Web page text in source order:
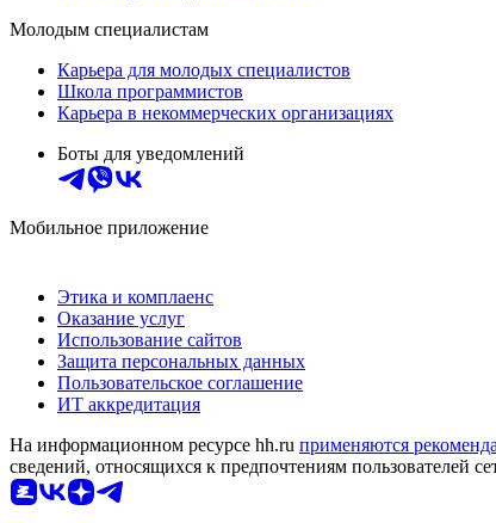
Молодым специалистам
Карьера для молодых специалистов
Школа программистов
Карьера в некоммерческих организациях
Боты для уведомлений
Мобильное приложение
Этика и комплаенс
Оказание услуг
Использование сайтов
Защита персональных данных
Пользовательское соглашение
ИТ аккредитация
На информационном ресурсе hh.ru применяются
сведений, относящихся к предпочтениям пользователей